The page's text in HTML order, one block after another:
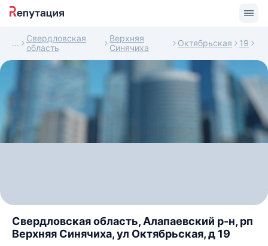
Свердловская
область
Верхняя
Синячиха
Октябрьская 19
Свердловская область, Алапаевский р-н, рп
Верхняя Синячиха, ул Октябрьская, д 19